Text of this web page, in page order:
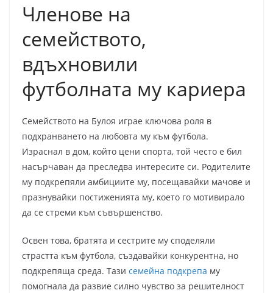
Членове на
семейството,
вдъхновили
футболната му кариера
Семейството на Булоя играе ключова роля в
подхранването на любовта му към футбола.
Израснал в дом, който цени спорта, той често е бил
насърчаван да преследва интересите си. Родителите
му подкрепяли амбициите му, посещавайки мачове и
празнувайки постиженията му, което го мотивирало
да се стреми към съвършенство.
Освен това, братята и сестрите му споделяли
страстта към футбола, създавайки конкурентна, но
подкрепяща среда. Тази семейна подкрепа му
помогнала да развие силно чувство за решителност